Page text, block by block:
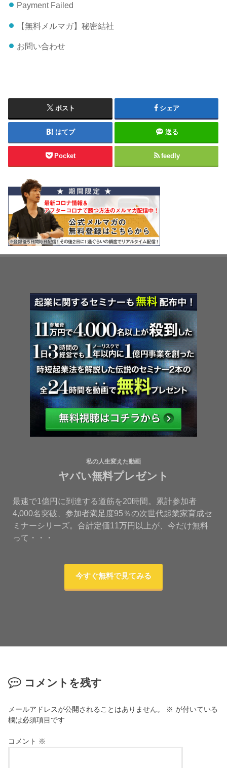
Payment Failed
【無料メルマガ】秘密結社
お問い合わせ
ポスト シェア
はてブ 送る
Pocket feedly
私の人生変えた動画
ヤバい無料プレゼント
最速で1億円に到達する道筋を20時間。累計参加者
4,000名突破、参加者満足度95％の次世代起業家育成セ
ミナーシリーズ。合計定価11万円以上が、今だけ無料
って・・・
今すぐ無料で見てみる
コメントを残す
メールアドレスが公開されることはありません。 ※ が付いている
欄は必須項目です
コメント ※